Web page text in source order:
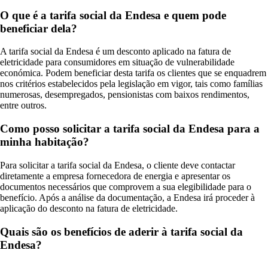
O que é a tarifa social da Endesa e quem pode
beneficiar dela?
A tarifa social da Endesa é um desconto aplicado na fatura de
eletricidade para consumidores em situação de vulnerabilidade
económica. Podem beneficiar desta tarifa os clientes que se enquadrem
nos critérios estabelecidos pela legislação em vigor, tais como famílias
numerosas, desempregados, pensionistas com baixos rendimentos,
entre outros.
Como posso solicitar a tarifa social da Endesa para a
minha habitação?
Para solicitar a tarifa social da Endesa, o cliente deve contactar
diretamente a empresa fornecedora de energia e apresentar os
documentos necessários que comprovem a sua elegibilidade para o
benefício. Após a análise da documentação, a Endesa irá proceder à
aplicação do desconto na fatura de eletricidade.
Quais são os benefícios de aderir à tarifa social da
Endesa?